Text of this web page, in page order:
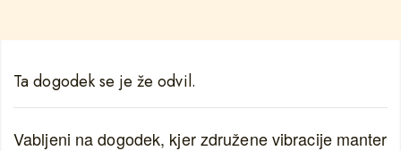
Ta dogodek se je že odvil.
Vabljeni na dogodek, kjer združene vibracije manter